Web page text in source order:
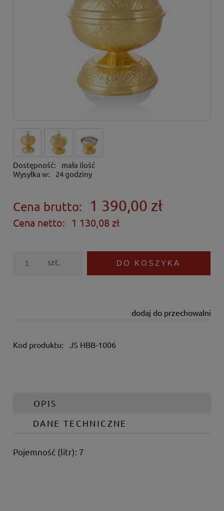
Dostępność:
mała ilość
Wysyłka w:
24 godziny
Cena brutto: 1 390,00 zł
Cena netto: 1 130,08 zł
szt. DO KOSZYKA
dodaj do przechowalni
Kod produktu: JS HBB-1006
OPIS
DANE TECHNICZNE
Pojemność (litr): 7